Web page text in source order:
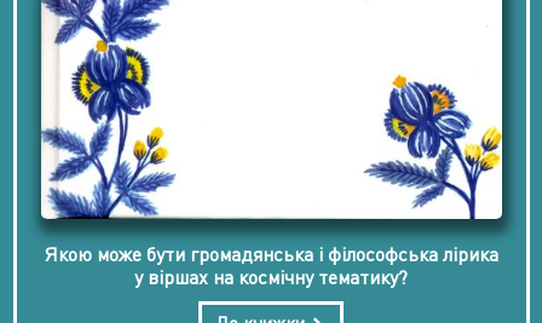
Якою може бути громадянська і філософська лірика
у віршах на космічну тематику?